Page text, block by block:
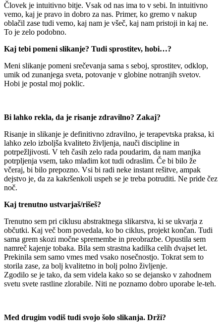
Človek je intuitivno bitje. Vsak od nas ima to v sebi. In intuitivno
vemo, kaj je pravo in dobro za nas. Primer, ko gremo v nakup
oblačil zase tudi vemo, kaj nam je všeč, kaj nam pristoji in kaj ne.
To je zelo podobno.
Kaj tebi pomeni slikanje? Tudi sprostitev, hobi…?
Meni slikanje pomeni srečevanja sama s seboj, sprostitev, odklop,
umik od zunanjega sveta, potovanje v globine notranjih svetov.
Hobi je postal moj poklic.
Bi lahko rekla, da je risanje zdravilno? Zakaj?
Risanje in slikanje je definitivno zdravilno, je terapevtska praksa, ki
lahko zelo izboljša kvaliteto življenja, nauči discipline in
potrpežljivosti. V teh časih zelo rada poudarim, da nam manjka
potrpljenja vsem, tako mladim kot tudi odraslim. Če bi bilo že
včeraj, bi bilo prepozno. Vsi bi radi neke instant rešitve, ampak
dejstvo je, da za kakršenkoli uspeh se je treba potruditi. Ne pride čez
noč.
Kaj trenutno ustvarjaš/rišeš?
Trenutno sem pri ciklusu abstraktnega slikarstva, ki se ukvarja z
občutki. Kaj več bom povedala, ko bo ciklus, projekt končan. Tudi
sama grem skozi močne spremembe in preobrazbe. Opustila sem
namreč kajenje tobaka. Bila sem strastna kadilka celih dvajset let.
Prekinila sem samo vmes med vsako nosečnostjo. Tokrat sem to
storila zase, za bolj kvalitetno in bolj polno življenje.
Zgodilo se je tako, da sem videla kako so se dejansko v zahodnem
svetu svete rastline zlorabile. Niti ne poznamo dobro uporabe le-teh.
Med drugim vodiš tudi svojo šolo slikanja. Drži?